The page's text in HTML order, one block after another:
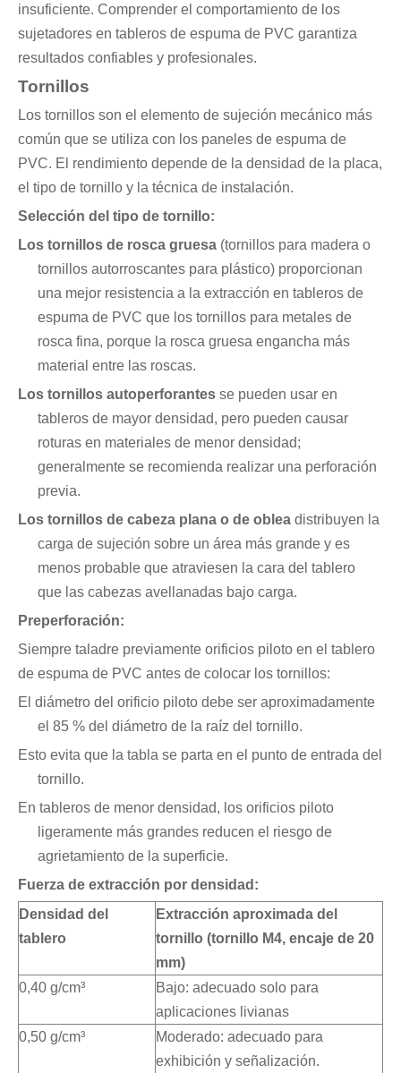
insuficiente. Comprender el comportamiento de los
sujetadores en tableros de espuma de PVC garantiza
resultados confiables y profesionales.
Tornillos
Los tornillos son el elemento de sujeción mecánico más
común que se utiliza con los paneles de espuma de
PVC. El rendimiento depende de la densidad de la placa,
el tipo de tornillo y la técnica de instalación.
Selección del tipo de tornillo:
Los tornillos de rosca gruesa (tornillos para madera o
tornillos autorroscantes para plástico) proporcionan
una mejor resistencia a la extracción en tableros de
espuma de PVC que los tornillos para metales de
rosca fina, porque la rosca gruesa engancha más
material entre las roscas.
Los tornillos autoperforantes se pueden usar en
tableros de mayor densidad, pero pueden causar
roturas en materiales de menor densidad;
generalmente se recomienda realizar una perforación
previa.
Los tornillos de cabeza plana o de oblea distribuyen la
carga de sujeción sobre un área más grande y es
menos probable que atraviesen la cara del tablero
que las cabezas avellanadas bajo carga.
Preperforación:
Siempre taladre previamente orificios piloto en el tablero
de espuma de PVC antes de colocar los tornillos:
El diámetro del orificio piloto debe ser aproximadamente
el 85 % del diámetro de la raíz del tornillo.
Esto evita que la tabla se parta en el punto de entrada del
tornillo.
En tableros de menor densidad, los orificios piloto
ligeramente más grandes reducen el riesgo de
agrietamiento de la superficie.
Fuerza de extracción por densidad:
Densidad del
tablero
Extracción aproximada del
tornillo (tornillo M4, encaje de 20
mm)
0,40 g/cm³
Bajo: adecuado solo para
aplicaciones livianas
0,50 g/cm³
Moderado: adecuado para
exhibición y señalización.